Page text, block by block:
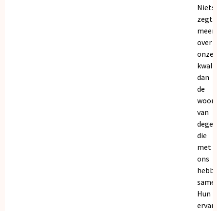
Niets
zegt
meer
over
onze
dan
de
van
die
met
ons
Hun